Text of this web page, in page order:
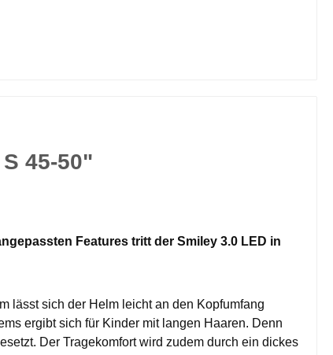
45-50"
Features tritt der Smiley 3.0 LED in
lässt sich der Helm leicht an den Kopfumfang
ergibt sich für Kinder mit langen Haaren. Denn
Der Tragekomfort wird zudem durch ein dickes